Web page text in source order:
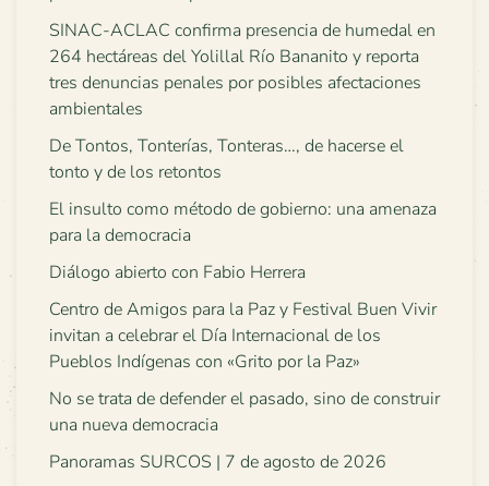
SINAC-ACLAC confirma presencia de humedal en
264 hectáreas del Yolillal Río Bananito y reporta
tres denuncias penales por posibles afectaciones
ambientales
De Tontos, Tonterías, Tonteras…, de hacerse el
tonto y de los retontos
El insulto como método de gobierno: una amenaza
para la democracia
Diálogo abierto con Fabio Herrera
Centro de Amigos para la Paz y Festival Buen Vivir
invitan a celebrar el Día Internacional de los
Pueblos Indígenas con «Grito por la Paz»
No se trata de defender el pasado, sino de construir
una nueva democracia
Panoramas SURCOS | 7 de agosto de 2026